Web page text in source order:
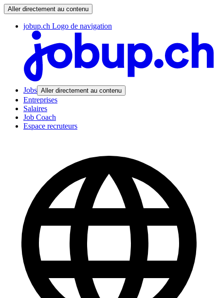
Aller directement au contenu
jobup.ch Logo de navigation
Jobs Aller directement au contenu
Entreprises
Salaires
Job Coach
Espace recruteurs